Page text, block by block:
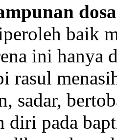
dosa
baik
ini hanya
rasul
sadar,
diri pada